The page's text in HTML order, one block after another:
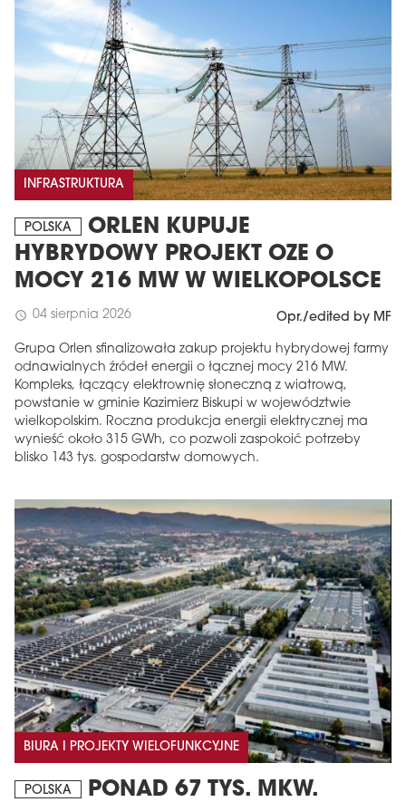
INFRASTRUKTURA
POLSKA
ORLEN KUPUJE
HYBRYDOWY PROJEKT OZE O
MOCY 216 MW W WIELKOPOLSCE
schedule 04 sierpnia 2026 Opr./edited by MF
Grupa Orlen sfinalizowała zakup projektu hybrydowej farmy
odnawialnych źródeł energii o łącznej mocy 216 MW.
Kompleks, łączący elektrownię słoneczną z wiatrową,
powstanie w gminie Kazimierz Biskupi w województwie
wielkopolskim. Roczna produkcja energii elektrycznej ma
wynieść około 315 GWh, co pozwoli zaspokoić potrzeby
blisko 143 tys. gospodarstw domowych.
BIURA I PROJEKTY WIELOFUNKCYJNE
POLSKA
PONAD 67 TYS. MKW.
MAGAZYN
Wydanie 6 (308)
CZERWIEC 2026
Więcej w tym wydaniu